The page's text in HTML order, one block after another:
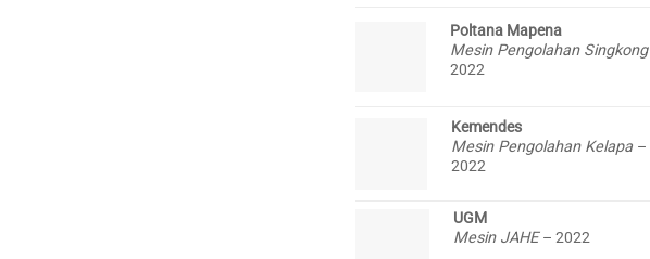
Poltana Mapena
Mesin Pengolahan Singkong
2022
Kemendes
Mesin Pengolahan Kelapa –
2022
UGM
Mesin JAHE– 2022